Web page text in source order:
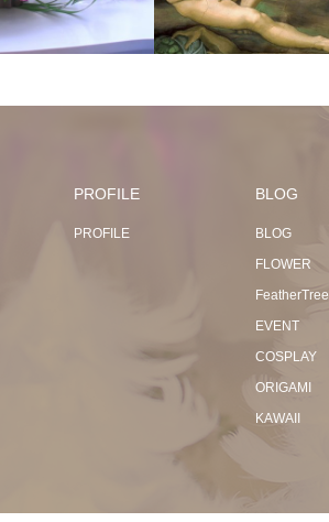
PROFILE
PROFILE
BLOG
BLOG
FLOWER
FeatherTree
EVENT
COSPLAY
ORIGAMI
KAWAII